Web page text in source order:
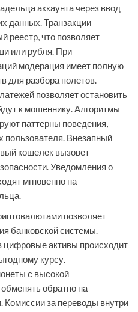
аккаунта через ввод
данных. Транзакции
реестр, что позволяет
или рубля. При
модерация имеет полную
для разбора полетов.
позволяет остановить
к мошеннику. Алгоритмы
паттерны поведения,
пользователя. Внезапный
кошелек вызовет
Уведомления о
мгновенно на
позволяет
банковской системы.
цифровые активы происходит
курсу.
с высокой
обратно на
Комиссии за переводы внутри